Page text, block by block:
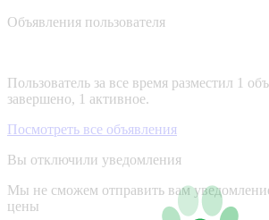
Объявления пользователя
Пользователь за все время разместил 1
завершено, 1 активное.
Посмотреть все объявления
Вы отключили уведомления
Мы не сможем отправить вам
цены